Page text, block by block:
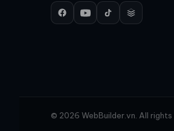
© 2026 WebBuilder.vn. All rights